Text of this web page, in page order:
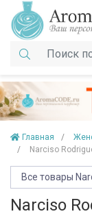
Главная
Narciso
Все товары
Narciso